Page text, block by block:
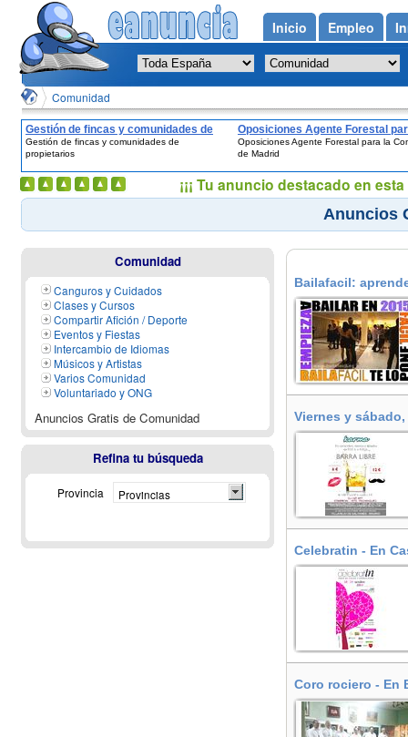
Comunidad
Gestión de fincas y comunidades de
propietarios
Gestión de fincas y comunidades de
propietarios
Oposiciones Agente Forestal
Comunidad de Madrid
Oposiciones Agente Forestal para la
de Madrid
Anuncios
Bailafacil:
Viernes y
Celebratin - En
Coro rociero - En
Comunidad
Canguros y Cuidados
Clases y Cursos
Compartir Afición / Deporte
Eventos y Fiestas
Intercambio de Idiomas
Músicos y Artistas
Varios Comunidad
Voluntariado y ONG
Anuncios Gratis de Comunidad
Refina tu búsqueda
Provincia Provincias
Inicio Empleo
¡¡¡ Tu anuncio destacado en